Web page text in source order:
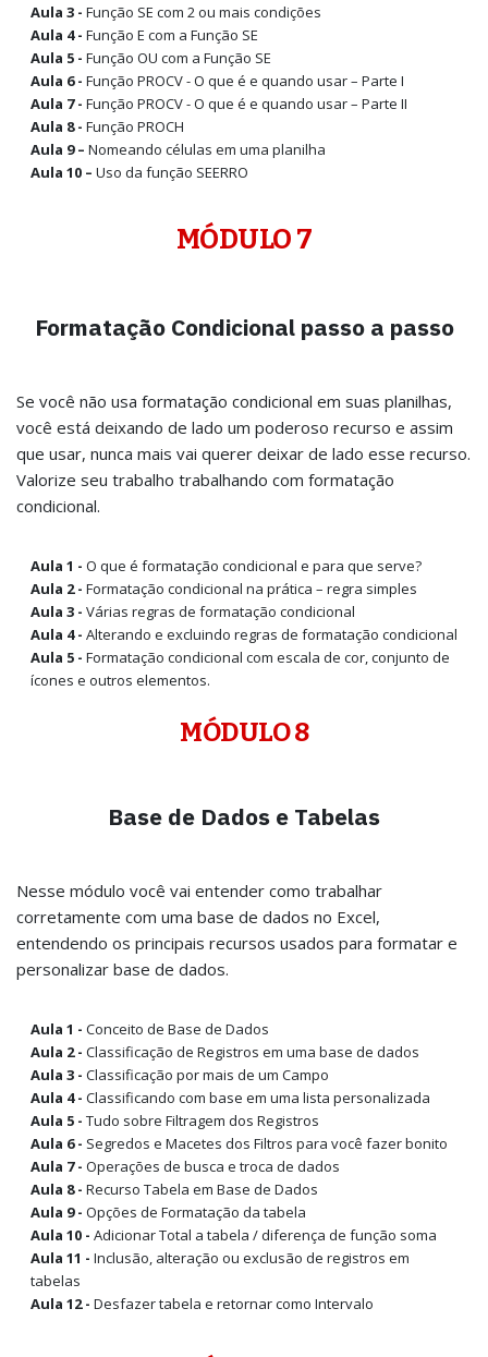
Aula 3 - Função SE com 2 ou mais condições
Aula 4 - Função E com a Função SE
Aula 5 - Função OU com a Função SE
Aula 6 - Função PROCV - O que é e quando usar – Parte I
Aula 7 - Função PROCV - O que é e quando usar – Parte II
Aula 8 - Função PROCH
Aula 9 – Nomeando células em uma planilha
Aula 10 – Uso da função SEERRO
MÓDULO 7
Formatação Condicional passo a passo
Se você não usa formatação condicional em suas planilhas,
você está deixando de lado um poderoso recurso e assim
que usar, nunca mais vai querer deixar de lado esse recurso.
Valorize seu trabalho trabalhando com formatação
condicional.
Aula 1 - O que é formatação condicional e para que serve?
Aula 2 - Formatação condicional na prática – regra simples
Aula 3 - Várias regras de formatação condicional
Aula 4 - Alterando e excluindo regras de formatação condicional
Aula 5 - Formatação condicional com escala de cor, conjunto de
ícones e outros elementos.
MÓDULO 8
Base de Dados e Tabelas
Nesse módulo você vai entender como trabalhar
corretamente com uma base de dados no Excel,
entendendo os principais recursos usados para formatar e
personalizar base de dados.
Aula 1 - Conceito de Base de Dados
Aula 2 - Classificação de Registros em uma base de dados
Aula 3 - Classificação por mais de um Campo
Aula 4 - Classificando com base em uma lista personalizada
Aula 5 - Tudo sobre Filtragem dos Registros
Aula 6 - Segredos e Macetes dos Filtros para você fazer bonito
Aula 7 - Operações de busca e troca de dados
Aula 8 - Recurso Tabela em Base de Dados
Aula 9 - Opções de Formatação da tabela
Aula 10 - Adicionar Total a tabela / diferença de função soma
Aula 11 - Inclusão, alteração ou exclusão de registros em
tabelas
Aula 12 - Desfazer tabela e retornar como Intervalo